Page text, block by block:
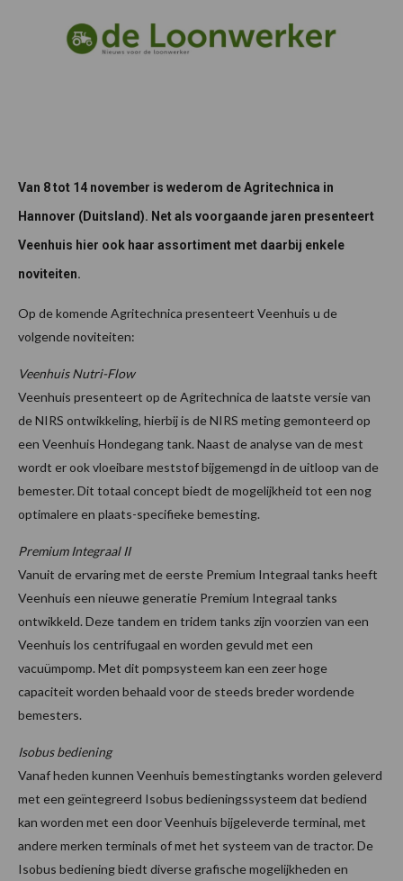
Van 8 tot 14 november is wederom de Agritechnica in
Hannover (Duitsland). Net als voorgaande jaren presenteert
Veenhuis hier ook haar assortiment met daarbij enkele
noviteiten.
Op de komende Agritechnica presenteert Veenhuis u de
volgende noviteiten:
Veenhuis Nutri-Flow
Veenhuis presenteert op de Agritechnica de laatste versie van
de NIRS ontwikkeling, hierbij is de NIRS meting gemonteerd op
een Veenhuis Hondegang tank. Naast de analyse van de mest
wordt er ook vloeibare meststof bijgemengd in de uitloop van de
bemester. Dit totaal concept biedt de mogelijkheid tot een nog
optimalere en plaats-specifieke bemesting.
Premium Integraal II
Vanuit de ervaring met de eerste Premium Integraal tanks heeft
Veenhuis een nieuwe generatie Premium Integraal tanks
ontwikkeld. Deze tandem en tridem tanks zijn voorzien van een
Veenhuis los centrifugaal en worden gevuld met een
vacuümpomp. Met dit pompsysteem kan een zeer hoge
capaciteit worden behaald voor de steeds breder wordende
bemesters.
Isobus bediening
Vanaf heden kunnen Veenhuis bemestingtanks worden geleverd
met een geïntegreerd Isobus bedieningssysteem dat bediend
kan worden met een door Veenhuis bijgeleverde terminal, met
andere merken terminals of met het systeem van de tractor. De
Isobus bediening biedt diverse grafische mogelijkheden en